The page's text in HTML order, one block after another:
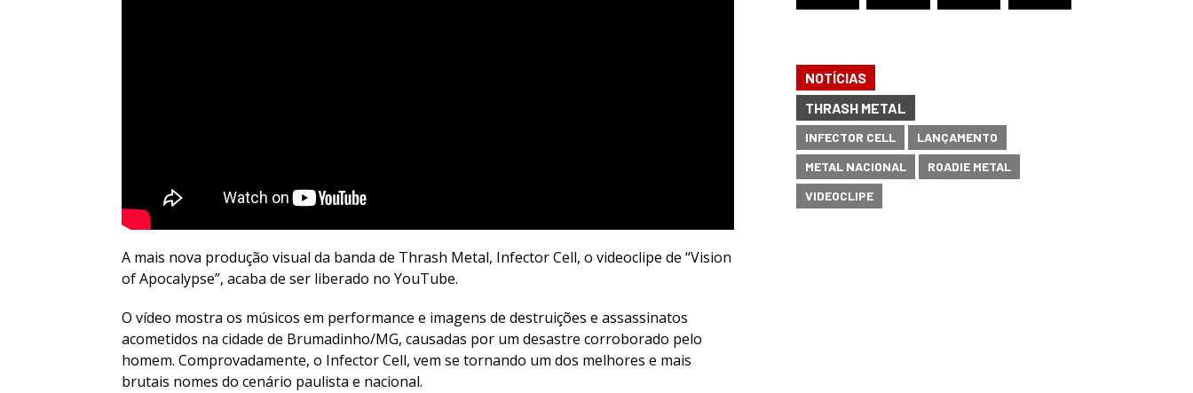
A mais nova produção visual da banda de Thrash Metal, Infector Cell, o videoclipe de “Vision
of Apocalypse”, acaba de ser liberado no YouTube.
O vídeo mostra os músicos em performance e imagens de destruições e assassinatos
acometidos na cidade de Brumadinho/MG, causadas por um desastre corroborado pelo
homem. Comprovadamente, o Infector Cell, vem se tornando um dos melhores e mais
brutais nomes do cenário paulista e nacional.
NOTÍCIAS
THRASH METAL
INFECTOR CELL
LANÇAMENTO
METAL NACIONAL
ROADIE METAL
VIDEOCLIPE